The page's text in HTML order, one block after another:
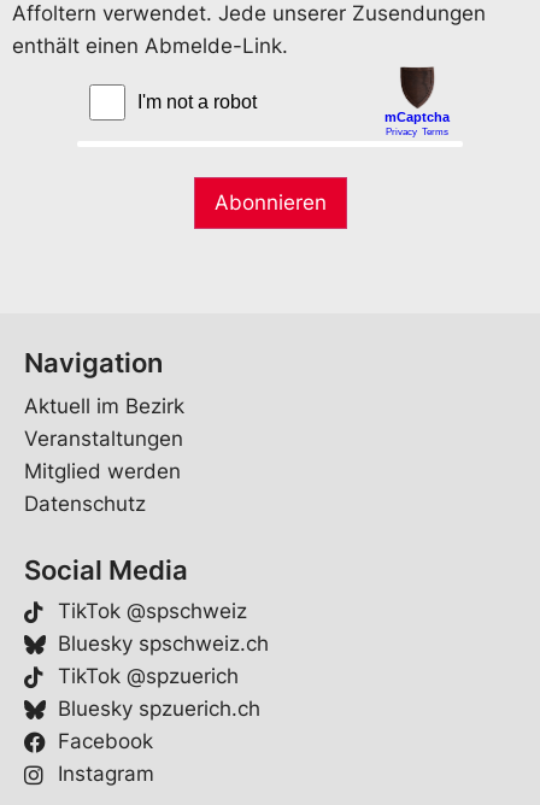
Affoltern verwendet. Jede unserer Zusendungen
enthält einen Abmelde-Link.
Navigation
Aktuell im Bezirk
Veranstaltungen
Mitglied werden
Datenschutz
Social Media
TikTok @spschweiz
Bluesky spschweiz.ch
TikTok @spzuerich
Bluesky spzuerich.ch
Facebook
Instagram